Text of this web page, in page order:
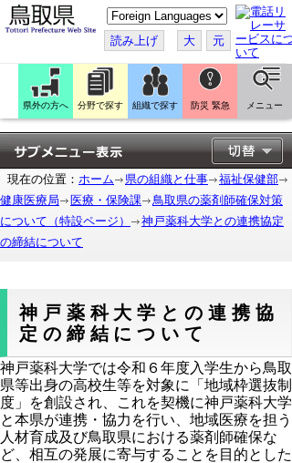
こ
の
ペ
ー
ジ
翻
訳
す
る
読み上げ 大 元
県外の方へ 分野で探す 組織で探す 防災 緊急 メニュー
現在の位置： ホーム 県の組織と仕事
福祉保健部
健康医療局
医療・保険課
鳥取県の薬剤師確保対策
について（特設ページ）
神戸薬科大学との連携協定
の締結について
神戸薬科大学との連携協
定の締結について
神戸薬科大学では令和６年度入学生から鳥取
県等出身の高校生等を対象に「地域枠選抜制
度」を創設され、これを契機に神戸薬科大学
と本県が連携・協力を行い、地域医療を担う
人材育成及び鳥取県における薬剤師確保な
ど、相互の発展に寄与することを目的とした